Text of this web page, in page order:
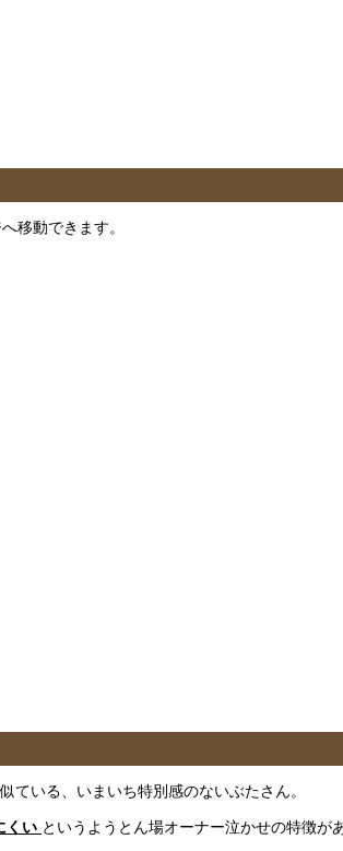
移動できます。
ている、いまいち特別感のないぶたさん。
くい というようとん場オーナー泣かせの特徴が